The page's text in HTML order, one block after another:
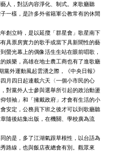
人，對話內容淨化、制式。來歌廳聽
一樣，是許多外省籍軍公教常有的休閒
創立時，是以延攬「群星會」歌星南下
具票房實力的歌手或當下具新聞性的藝
螢光幕上的偶像活生生站在眼前唱歌，
娛樂，高雄在地士農工商也有了進歌廳
黨外運動風起雲湧之際，《中央日報》
四月四日起連載六天〈一個小市民的心
對黨外人士參與選舉所引起的政治動盪
領袖」和「擁戴政府」才會有生活的小
安定，公務員下班之後才可以到歌廳聽
隨後結集出版，在機關、學校廣為流
同的是，多了江湖氣跟草根性，以台語為
路線，也與飯店夜總會有別。觀眾來